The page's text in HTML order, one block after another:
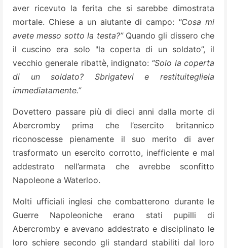
aver ricevuto la ferita che si sarebbe dimostrata
mortale. Chiese a un aiutante di campo: "Cosa mi
avete messo sotto la testa?”Quando gli dissero che
il cuscino era solo "la coperta di un soldato”, il
vecchio generale ribattè, indignato: “Solo la coperta
di un soldato? Sbrigatevi e restituitegliela
immediatamente.”
Dovettero passare più di dieci anni dalla morte di
Abercromby prima che l’esercito britannico
riconoscesse pienamente il suo merito di aver
trasformato un esercito corrotto, inefficiente e mal
addestrato nell’armata che avrebbe sconfitto
Napoleone a Waterloo.
Molti ufficiali inglesi che combatterono durante le
Guerre Napoleoniche erano stati pupilli di
Abercromby e avevano addestrato e disciplinato le
loro schiere secondo gli standard stabiliti dal loro